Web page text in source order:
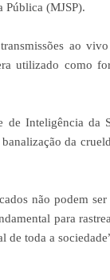
Pública (MJSP).
ao
utilizado como
Inteligência da
da
não podem
para
de toda a